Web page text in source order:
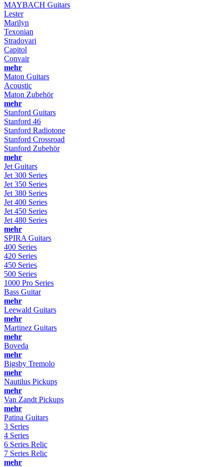
MAYBACH Guitars
Lester
Marilyn
Texonian
Stradovari
Capitol
Convair
mehr
Maton Guitars
Acoustic
Maton Zubehör
mehr
Stanford Guitars
Stanford 46
Stanford Radiotone
Stanford Crossroad
Stanford Zubehör
mehr
Jet Guitars
Jet 300 Series
Jet 350 Series
Jet 380 Series
Jet 400 Series
Jet 450 Series
Jet 480 Series
mehr
SPIRA Guitars
400 Series
420 Series
450 Series
500 Series
1000 Pro Series
Bass Guitar
mehr
Leewald Guitars
mehr
Martinez Guitars
mehr
Boveda
mehr
Bigsby Tremolo
mehr
Nautilus Pickups
mehr
Van Zandt Pickups
mehr
Patina Guitars
3 Series
4 Series
6 Series Relic
7 Series Relic
mehr